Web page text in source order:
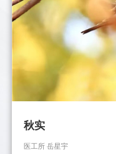
秋实
医工所 岳星宇